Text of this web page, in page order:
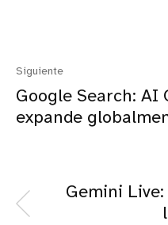
Siguiente
Google Search: AI
expande
Gemini